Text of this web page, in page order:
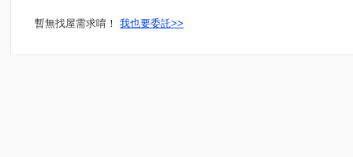
暫無找屋需求唷！ 我也要委託>>